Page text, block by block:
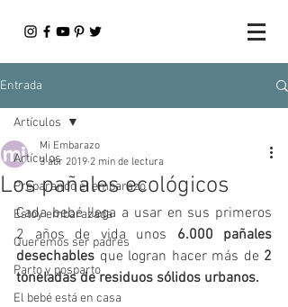
Entrada
Artículos
Preparando el embarazo
Estoy embarazada
Queremos ser padres
Parto y posparto
El bebé está en casa
Artículos
Los pañales ecológicos
Mi Embarazo
3 abr 2019 2 min de lectura
Cada bebé llega a usar en sus primeros
2 años de vida unos 6.000 pañales
desechables que logran hacer más de 2
toneladas de residuos sólidos urbanos.